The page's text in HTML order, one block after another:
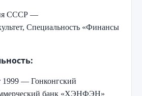
СССР —
Специальность «Финансы
1999 — Гонконгский
банк «ХЭНФЭН»